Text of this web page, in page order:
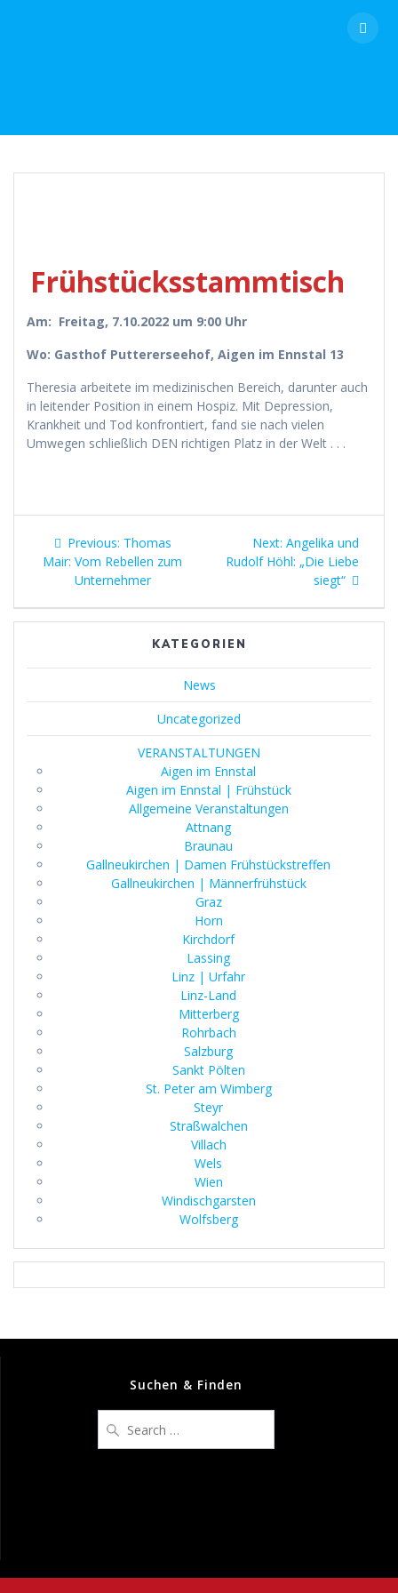
Frühstücksstammtisch
Am: Freitag, 7.10.2022 um 9:00 Uhr
Wo: Gasthof Puttererseehof, Aigen im Ennstal 13
Theresia arbeitete im medizinischen Bereich, darunter auch
in leitender Position in einem Hospiz. Mit Depression,
Krankheit und Tod konfrontiert, fand sie nach vielen
Umwegen schließlich DEN richtigen Platz in der Welt . . .
Beitragsnavigation
Previous: Previous
post:
Thomas
Mair: Vom Rebellen zum
Unternehmer
Next: Next
post:
Angelika und
Rudolf Höhl: „Die Liebe
siegt“
KATEGORIEN
News
Uncategorized
VERANSTALTUNGEN
Aigen im Ennstal
Aigen im Ennstal | Frühstück
Allgemeine Veranstaltungen
Attnang
Braunau
Gallneukirchen | Damen Frühstückstreffen
Gallneukirchen | Männerfrühstück
Graz
Horn
Kirchdorf
Lassing
Linz | Urfahr
Linz-Land
Mitterberg
Rohrbach
Salzburg
Sankt Pölten
St. Peter am Wimberg
Steyr
Straßwalchen
Villach
Wels
Wien
Windischgarsten
Wolfsberg
Suchen & Finden
for: